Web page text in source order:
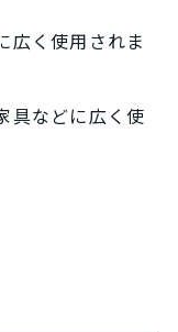
広く使用されま
具などに広く使